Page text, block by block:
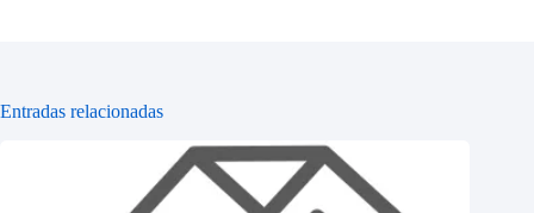
Entradas relacionadas